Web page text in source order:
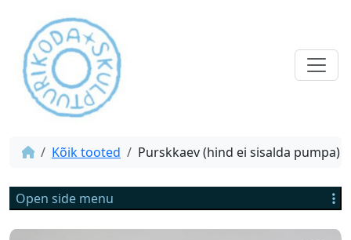
Kõik tooted Purskkaev (hind ei sisalda pumpa)
Open side menu